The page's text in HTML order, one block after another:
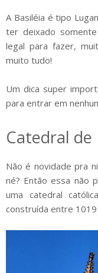
A Basiléia é tipo
ter deixado
legal para fazer,
muito tudo!
Um dica super
para entrar em
Catedral de
Não é novidade pra
né? Então essa não
uma catedral
construída entre